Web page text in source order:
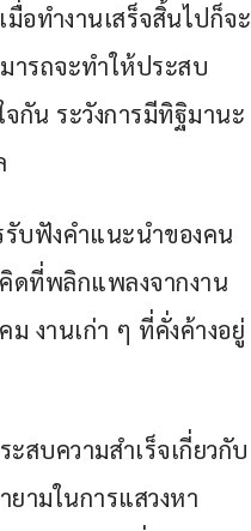
อทำงานเสร็จสิ้นไปก็จะ
ารถจะทำให้ประสบ
กัน ระวังการมีทิฐิมานะ
บฟังคำแนะนำของคน
ดที่พลิกแพลงจากงาน
งานเก่า ๆ ที่คั่งค้างอยู่
สบความสำเร็จเกี่ยวกับ
ามในการแสวงหา